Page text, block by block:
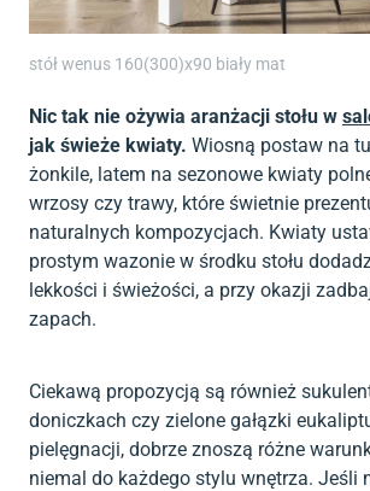
stół wenus 160(300)x90 biały mat
Nic tak nie ożywia aranżacji stołu w
jak świeże kwiaty. Wiosną postaw na
żonkile, latem na sezonowe kwiaty
wrzosy czy trawy, które świetnie
naturalnych kompozycjach. Kwiaty
prostym wazonie w środku stołu
lekkości i świeżości, a przy okazji
zapach.
Ciekawą propozycją są również
doniczkach czy zielone gałązki
pielęgnacji, dobrze znoszą różne
niemal do każdego stylu wnętrza. Jeśli